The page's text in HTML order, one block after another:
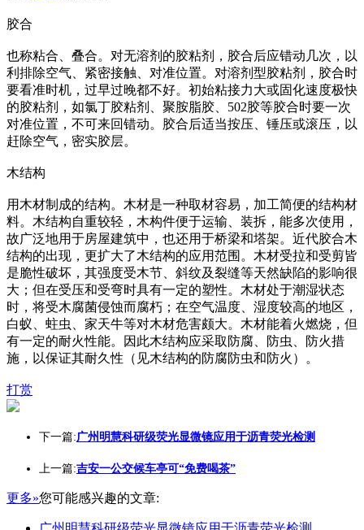
胶合
也称粘合、叠合。对无溶剂的胶粘剂，胶合后应错动几次，以
利排除空气、紧密接触、对准位置。对溶剂型胶粘剂，胶合时
要看准时机，过早过晚都不好。初始粘接力大或固化速度极快
的胶粘剂，如氯丁胶粘剂、聚胺脂胶、502胶等胶合时要一次
对准位置，不可来回错动。胶合后适当按压、锤压或滚压，以
赶除空气，密实胶层。
木结构
用木材制成的结构。木材是一种取材容易，加工简便的结构材
料。木结构自重较轻，木构件便于运输、装拆，能多次使用，
故广泛地用于房屋建筑中，也还用于桥梁和塔架。近代胶合木
结构的出现，更扩大了木结构的应用范围。木材受拉和受剪皆
是脆性破坏，其强度受木节、斜纹及裂缝等天然缺陷的影响很
大；但在受压和受弯时具有一定的塑性。木材处于潮湿状态
时，将受木腐菌侵蚀而腐朽；在空气温度、湿度较高的地区，
白蚁、蛀虫、家天牛等对木材危害颇大。木材能着火燃烧，但
有一定的耐火性能。因此木结构应采取防腐、防虫、防火措
施，以保证其耐久性（见木结构的防腐防虫和防火）。
打赏
下一篇:广州明慧科研级荧光显微镜应用于沥青荧光检测
上一篇:吉安一公交候车亭可“免费喝茶”
更多»您可能感兴趣的文章: